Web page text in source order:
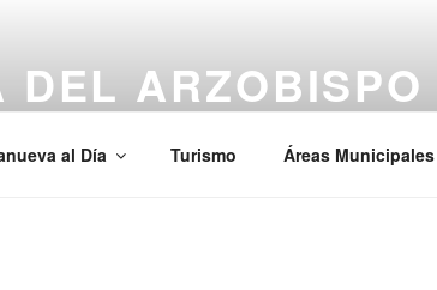
DEL ARZOBISPO
al Día Turismo Áreas Municipales